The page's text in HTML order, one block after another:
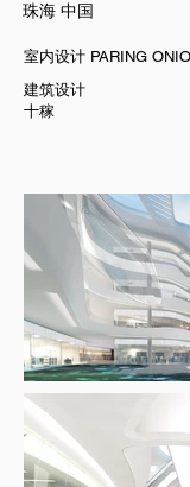
珠海 中国
室内设计 PARING
建筑设计
十稼